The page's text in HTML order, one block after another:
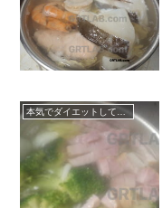
本気でダイエットしてみる60日間！